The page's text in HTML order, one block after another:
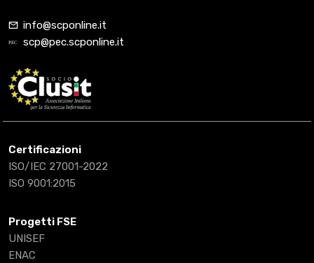
info@scponline.it
scp@pec.scponline.it
Certificazioni
ISO/IEC 27001-2022
ISO 9001:2015
Progetti FSE
UNISEF
ENAC